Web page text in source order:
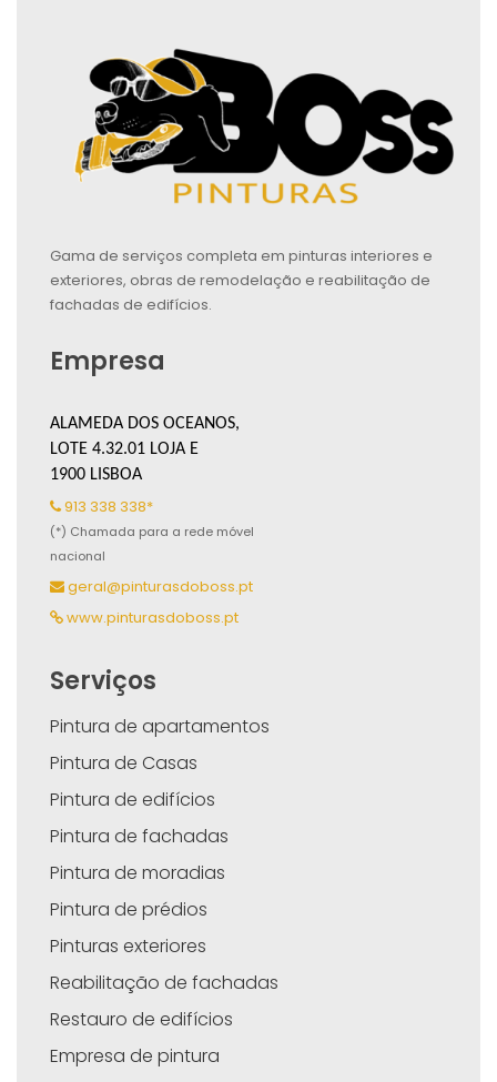
Gama de serviços completa em pinturas interiores e
exteriores, obras de remodelação e reabilitação de
fachadas de edifícios.
Empresa
ALAMEDA DOS OCEANOS,
LOTE 4.32.01 LOJA E
1900 LISBOA
913 338 338*
(*) Chamada para a rede móvel
nacional
geral@pinturasdoboss.pt
www.pinturasdoboss.pt
Serviços
Pintura de apartamentos
Pintura de Casas
Pintura de edifícios
Pintura de fachadas
Pintura de moradias
Pintura de prédios
Pinturas exteriores
Reabilitação de fachadas
Restauro de edifícios
Empresa de pintura